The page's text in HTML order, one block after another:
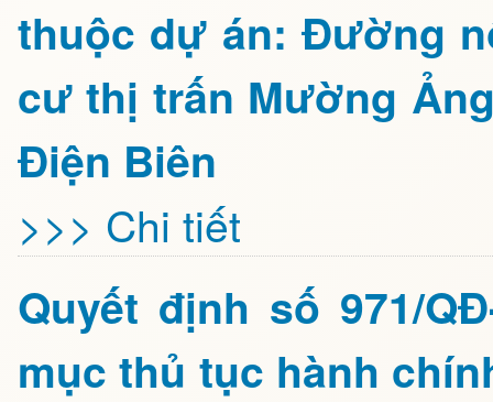
thuộc dự án: Đường
cư thị trấn Mường
Điện Biên
>>> Chi tiết
Quyết định số 971/
mục thủ tục hành